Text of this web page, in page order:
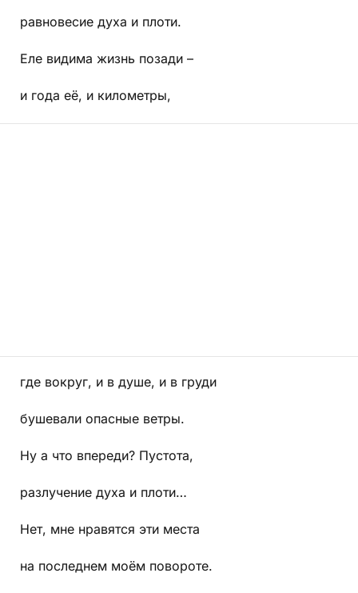
равновесие духа и плоти.
Еле видима жизнь позади –
и года её, и километры,
где вокруг, и в душе, и в груди
бушевали опасные ветры.
Ну а что впереди? Пустота,
разлучение духа и плоти…
Нет, мне нравятся эти места
на последнем моём повороте.